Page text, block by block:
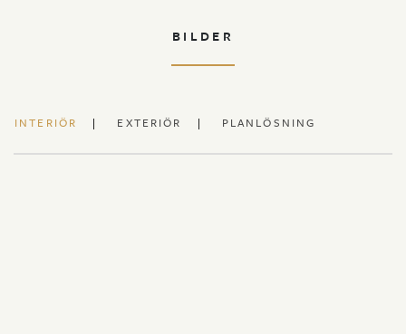
BILDER
INTERIÖR EXTERIÖR PLANLÖSNING